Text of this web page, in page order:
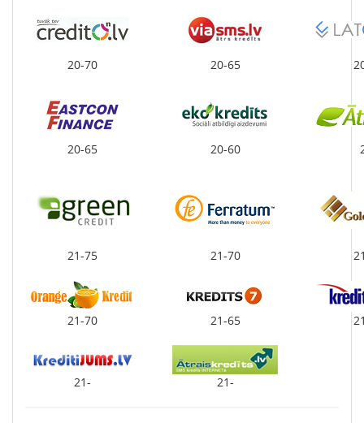
20-70 20-65
20-65 20-60
21-75 21-70
21-70 21-65
21- 21-